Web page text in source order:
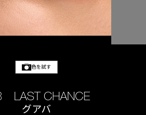
色を試す
LAST CHANCE
グアバ